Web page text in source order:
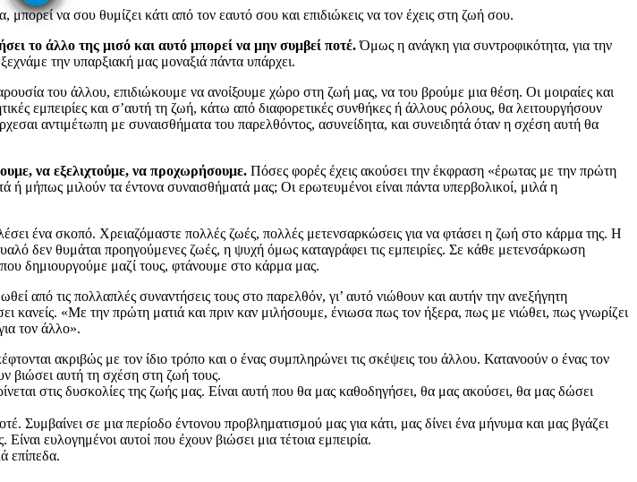
μπορεί να σου θυμίζει κάτι από τον εαυτό σου και επιδιώκεις να τον έχεις στη ζωή σου.
το άλλο της μισό και αυτό μπορεί να μην συμβεί ποτέ.Όμως η ανάγκη για συντροφικότητα, για την
την υπαρξιακή μας μοναξιά πάντα υπάρχει.
του άλλου, επιδιώκουμε να ανοίξουμε χώρο στη ζωή μας, να του βρούμε μια θέση. Οι μοιραίες και
εμπειρίες και σ’αυτή τη ζωή, κάτω από διαφορετικές συνθήκες ή άλλους ρόλους, θα λειτουργήσουν
αντιμέτωπη με συναισθήματα του παρελθόντος, ασυνείδητα, και συνειδητά όταν η σχέση αυτή θα
να εξελιχτούμε, να προχωρήσουμε. Πόσες φορές έχεις ακούσει την έκφραση «έρωτας με την πρώτη
ή μήπως μιλούν τα έντονα συναισθήματά μας; Οι ερωτευμένοι είναι πάντα υπερβολικοί, μιλά η
ένα σκοπό. Χρειαζόμαστε πολλές ζωές, πολλές μετενσαρκώσεις για να φτάσει η ζωή στο κάρμα της. Η
δεν θυμάται προηγούμενες ζωές, η ψυχή όμως καταγράφει τις εμπειρίες. Σε κάθε μετενσάρκωση
δημιουργούμε μαζί τους, φτάνουμε στο κάρμα μας.
από τις πολλαπλές συναντήσεις τους στο παρελθόν, γι’ αυτό νιώθουν και αυτήν την ανεξήγητη
κανείς. «Με την πρώτη ματιά και πριν καν μιλήσουμε, ένιωσα πως τον ήξερα, πως με νιώθει, πως γνωρίζει
τον άλλο».
ακριβώς με τον ίδιο τρόπο και ο ένας συμπληρώνει τις σκέψεις του άλλου. Κατανοούν ο ένας τον
βιώσει αυτή τη σχέση στη ζωή τους.
στις δυσκολίες της ζωής μας. Είναι αυτή που θα μας καθοδηγήσει, θα μας ακούσει, θα μας δώσει
Συμβαίνει σε μια περίοδο έντονου προβληματισμού μας για κάτι, μας δίνει ένα μήνυμα και μας βγάζει
ευλογημένοι αυτοί που έχουν βιώσει μια τέτοια εμπειρία.
επίπεδα.